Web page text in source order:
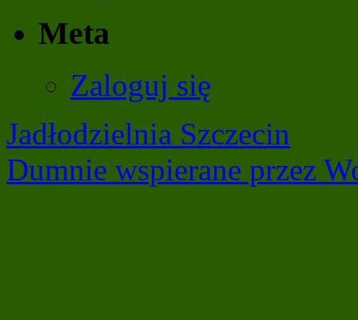
Meta
Zaloguj się
Jadłodzielnia Szczecin
Dumnie wspierane przez